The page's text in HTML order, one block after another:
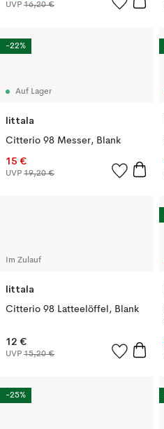
UVP 16,20 €
Auf Lager
Iittala
Citterio 98 Messer, Blank
15 €
UVP 19,20 €
-22%
Im Zulauf
Iittala
Citterio 98 Latteelöffel, Blank
12 €
UVP 15,20 €
-25%